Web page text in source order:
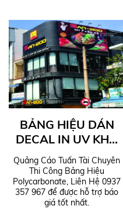
BẢNG HIỆU DÁN
DECAL IN UV KHỔ
LỚN
Quảng Cáo Tuấn Tài Chuyên
Thi Công Bảng Hiệu
Polycarbonate, Liên Hệ 0937
357 967 để được hỗ trợ báo
giá tốt nhất.